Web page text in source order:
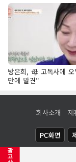
광
고
방은희, 母 고독사에
만에 발견"
회사소개
PC화면